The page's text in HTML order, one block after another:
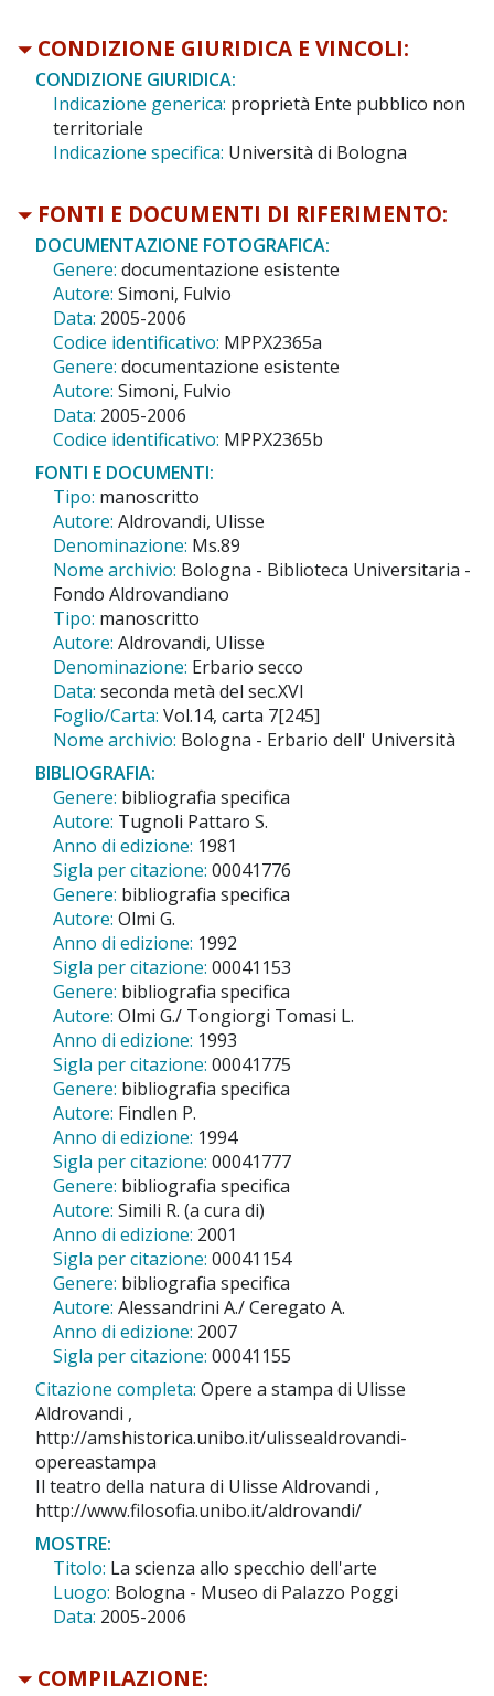
CONDIZIONE GIURIDICA E VINCOLI:
CONDIZIONE GIURIDICA:
Indicazione generica: proprietà Ente pubblico non
territoriale
Indicazione specifica: Università di Bologna
FONTI E DOCUMENTI DI RIFERIMENTO:
DOCUMENTAZIONE FOTOGRAFICA:
Genere: documentazione esistente
Autore: Simoni, Fulvio
Data: 2005-2006
Codice identificativo: MPPX2365a
Genere: documentazione esistente
Autore: Simoni, Fulvio
Data: 2005-2006
Codice identificativo: MPPX2365b
FONTI E DOCUMENTI:
Tipo: manoscritto
Autore: Aldrovandi, Ulisse
Denominazione: Ms.89
Nome archivio: Bologna - Biblioteca Universitaria -
Fondo Aldrovandiano
Tipo: manoscritto
Autore: Aldrovandi, Ulisse
Denominazione: Erbario secco
Data: seconda metà del sec.XVI
Foglio/Carta: Vol.14, carta 7[245]
Nome archivio: Bologna - Erbario dell' Università
BIBLIOGRAFIA:
Genere: bibliografia specifica
Autore: Tugnoli Pattaro S.
Anno di edizione: 1981
Sigla per citazione: 00041776
Genere: bibliografia specifica
Autore: Olmi G.
Anno di edizione: 1992
Sigla per citazione: 00041153
Genere: bibliografia specifica
Autore: Olmi G./ Tongiorgi Tomasi L.
Anno di edizione: 1993
Sigla per citazione: 00041775
Genere: bibliografia specifica
Autore: Findlen P.
Anno di edizione: 1994
Sigla per citazione: 00041777
Genere: bibliografia specifica
Autore: Simili R. (a cura di)
Anno di edizione: 2001
Sigla per citazione: 00041154
Genere: bibliografia specifica
Autore: Alessandrini A./ Ceregato A.
Anno di edizione: 2007
Sigla per citazione: 00041155
Citazione completa: Opere a stampa di Ulisse
Aldrovandi ,
http://amshistorica.unibo.it/ulissealdrovandi-
opereastampa
Il teatro della natura di Ulisse Aldrovandi ,
http://www.filosofia.unibo.it/aldrovandi/
MOSTRE:
Titolo: La scienza allo specchio dell'arte
Luogo: Bologna - Museo di Palazzo Poggi
Data: 2005-2006
COMPILAZIONE: